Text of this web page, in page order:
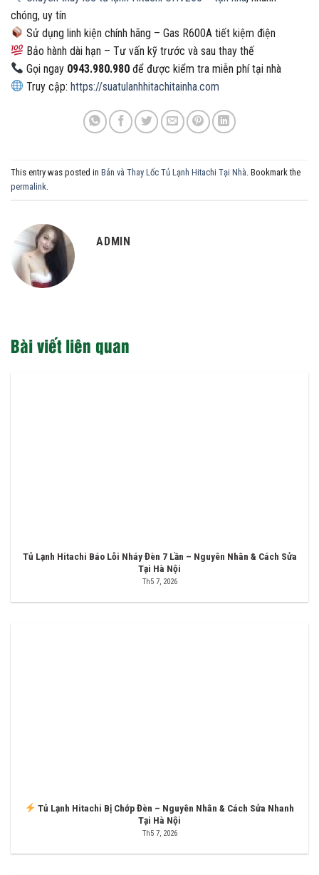
chóng, uy tín
Sử dụng linh kiện chính hãng – Gas R600A tiết kiệm điện
Bảo hành dài hạn – Tư vấn kỹ trước và sau thay thế
Gọi ngay 0943.980.980 để được kiểm tra miễn phí tại nhà
Truy cập:https://suatulanhhitachitainha.com
This entry was posted in Bán và Thay Lốc Tủ Lạnh Hitachi Tại Nhà . Bookmark the
permalink
ADMIN
Bài viết liên quan
Tủ Lạnh Hitachi Báo Lỗi Nháy Đèn 7 Lần – Nguyên Nhân & Cách Sửa
Tại Hà Nội
Th5 7, 2026
Tủ Lạnh Hitachi Bị Chớp Đèn – Nguyên Nhân & Cách Sửa Nhanh
Tại Hà Nội
Th5 7, 2026